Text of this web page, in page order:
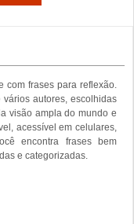
com frases para reflexão.
autores, escolhidas
visão ampla do mundo e
acessível em celulares,
encontra frases bem
e categorizadas.